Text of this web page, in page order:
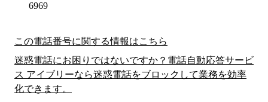
6969
この電話番号に関する情報はこちら
迷惑電話にお困りではないですか？電話自動応答サービ
ス アイブリーなら迷惑電話をブロックして業務を効率
化できます。